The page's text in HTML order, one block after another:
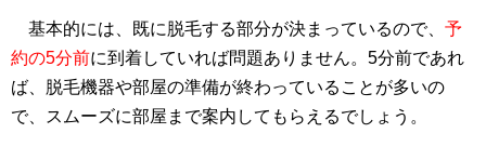
基本的には、既に脱毛する部分が決まっているので、 予
約の5分前に到着していれば問題ありません。5分前であれ
ば、脱毛機器や部屋の準備が終わっていることが多いの
で、スムーズに部屋まで案内してもらえるでしょう。